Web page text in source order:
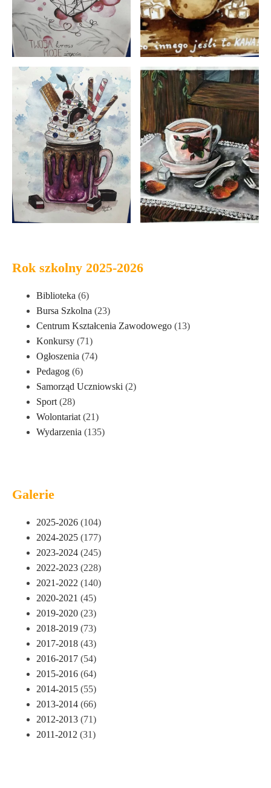
Rok szkolny 2025-2026
Biblioteka (6)
Bursa Szkolna (23)
Centrum Kształcenia Zawodowego (13)
Konkursy (71)
Ogłoszenia (74)
Pedagog (6)
Samorząd Uczniowski (2)
Sport (28)
Wolontariat (21)
Wydarzenia (135)
Galerie
2025-2026 (104)
2024-2025 (177)
2023-2024 (245)
2022-2023 (228)
2021-2022 (140)
2020-2021 (45)
2019-2020 (23)
2018-2019 (73)
2017-2018 (43)
2016-2017 (54)
2015-2016 (64)
2014-2015 (55)
2013-2014 (66)
2012-2013 (71)
2011-2012 (31)